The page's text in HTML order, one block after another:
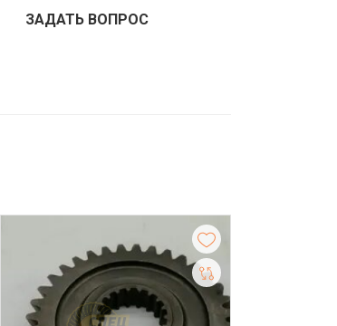
ЗАДАТЬ ВОПРОС